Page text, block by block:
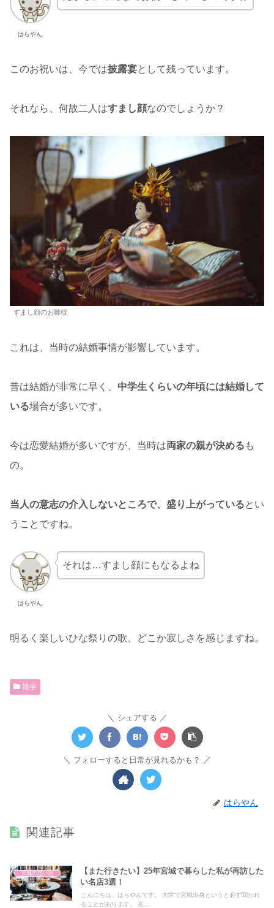
はらやん
このお祝いは、今では披露宴として残っています。
それなら、何故二人はすまし顔なのでしょうか？
すまし顔のお雛様
これは、当時の結婚事情が影響しています。
昔は結婚が非常に早く、 中学生くらいの年頃には結婚して
いる場合が多いです。
今は恋愛結婚が多いですが、当時は両家の親が決める も
の。
当人の意志の介入しないところで、盛り上がっているとい
うことですね。
はらやん
それは…すまし顔にもなるよね
明るく楽しいひな祭りの歌、どこか寂しさを感じますね。
雑学
シェアする
フォローすると日常が見れるかも？
はらやん
関連記事
宮城の思い出
【また行きたい】25年宮城で暮らした私が再訪した
い名店3選！
こんにちは、はらやんです。 大学で宮城出身というと必ず聞かれ
ることがあります。 友...